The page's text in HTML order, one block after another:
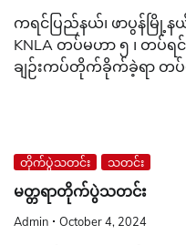
ကရင်ပြည်နယ်၊ ဖာပွန်မြို့
KNLA တပ်မဟာ ၅ ၊ တပ်ရ
ချဉ်းကပ်တိုက်ခိုက်ခဲ့ရာ တပ်
တိုက်ပွဲသတင်း သတင်း
မတ္တရာတိုက်ပွဲသတင်း
Admin October 4, 2024